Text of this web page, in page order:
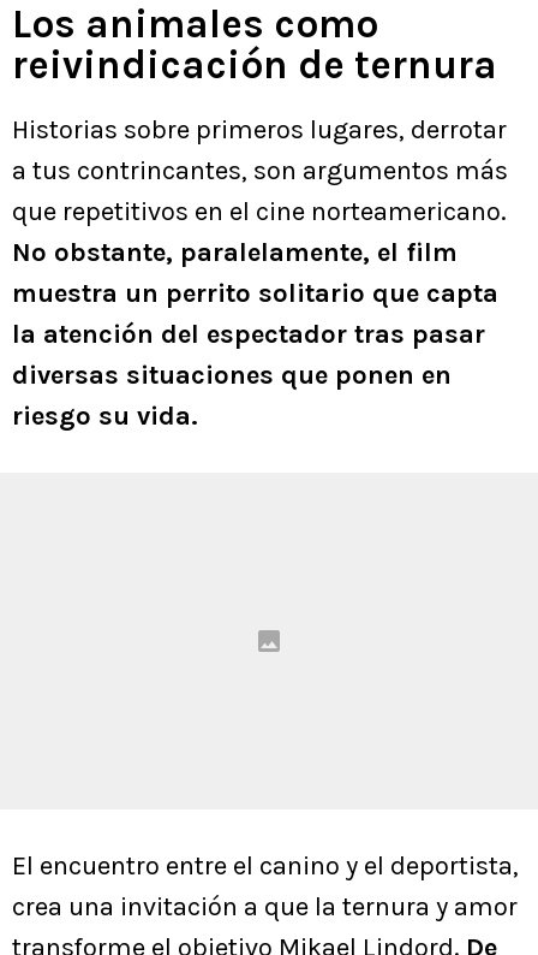
Los animales como
reivindicación de ternura
Historias sobre primeros lugares, derrotar
a tus contrincantes, son argumentos más
que repetitivos en el cine norteamericano.
No obstante, paralelamente, el film
muestra un perrito solitario que capta
la atención del espectador tras pasar
diversas situaciones que ponen en
riesgo su vida.
El encuentro entre el canino y el deportista,
crea una invitación a que la ternura y amor
transforme el objetivo Mikael Lindord. De